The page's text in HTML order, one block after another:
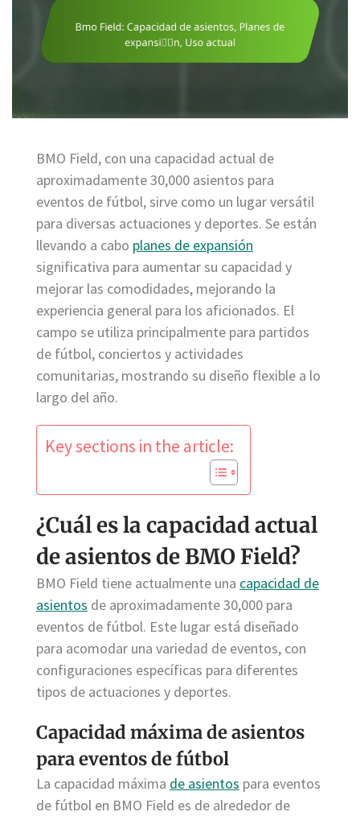
BMO Field, con una capacidad actual de
aproximadamente 30,000 asientos para
eventos de fútbol, sirve como un lugar versátil
para diversas actuaciones y deportes. Se están
llevando a cabo planes de expansión
significativa para aumentar su capacidad y
mejorar las comodidades, mejorando la
experiencia general para los aficionados. El
campo se utiliza principalmente para partidos
de fútbol, conciertos y actividades
comunitarias, mostrando su diseño flexible a lo
largo del año.
Key sections in the article:
¿Cuál es la capacidad actual
de asientos de BMO Field?
BMO Field tiene actualmente una capacidad de
asientos de aproximadamente 30,000 para
eventos de fútbol. Este lugar está diseñado
para acomodar una variedad de eventos, con
configuraciones específicas para diferentes
tipos de actuaciones y deportes.
Capacidad máxima de asientos
para eventos de fútbol
La capacidad máxima de asientos para eventos
de fútbol en BMO Field es de alrededor de